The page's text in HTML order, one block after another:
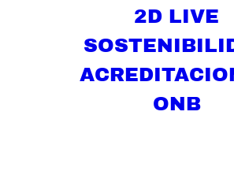
2D LIVE
ONB